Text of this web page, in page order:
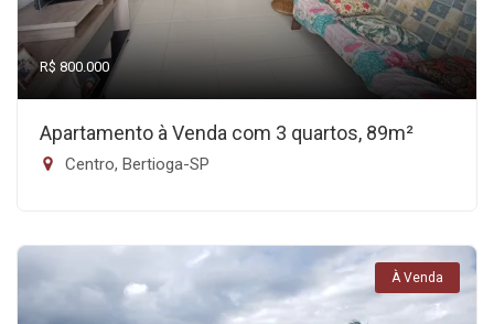
R$ 800.000
Apartamento à Venda com 3 quartos, 89m²
Centro, Bertioga-SP
À Venda